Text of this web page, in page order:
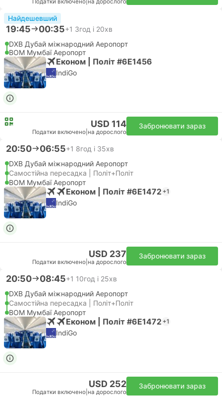
Податки включено на дорослого
Найдешевший
19:45 00:35+1 3год і 20хв
DXB Дубай міжнародний Аеропорт
BOM Мумбаї Аеропорт
Економ | Політ #6E1456
IndiGo
USD 114
Податки включено на дорослого
Забронювати зараз
20:50 06:55+1 8год і 35хв
DXB Дубай міжнародний Аеропорт
Самостійна пересадка | Політ+Політ
BOM Мумбаї Аеропорт
Економ | Політ #6E1472 +1
IndiGo
USD 237
Податки включено на дорослого
Забронювати зараз
20:50 08:45+1 10год і 25хв
DXB Дубай міжнародний Аеропорт
Самостійна пересадка | Політ+Політ
BOM Мумбаї Аеропорт
Економ | Політ #6E1472 +1
IndiGo
USD 252
Податки включено на дорослого
Забронювати зараз